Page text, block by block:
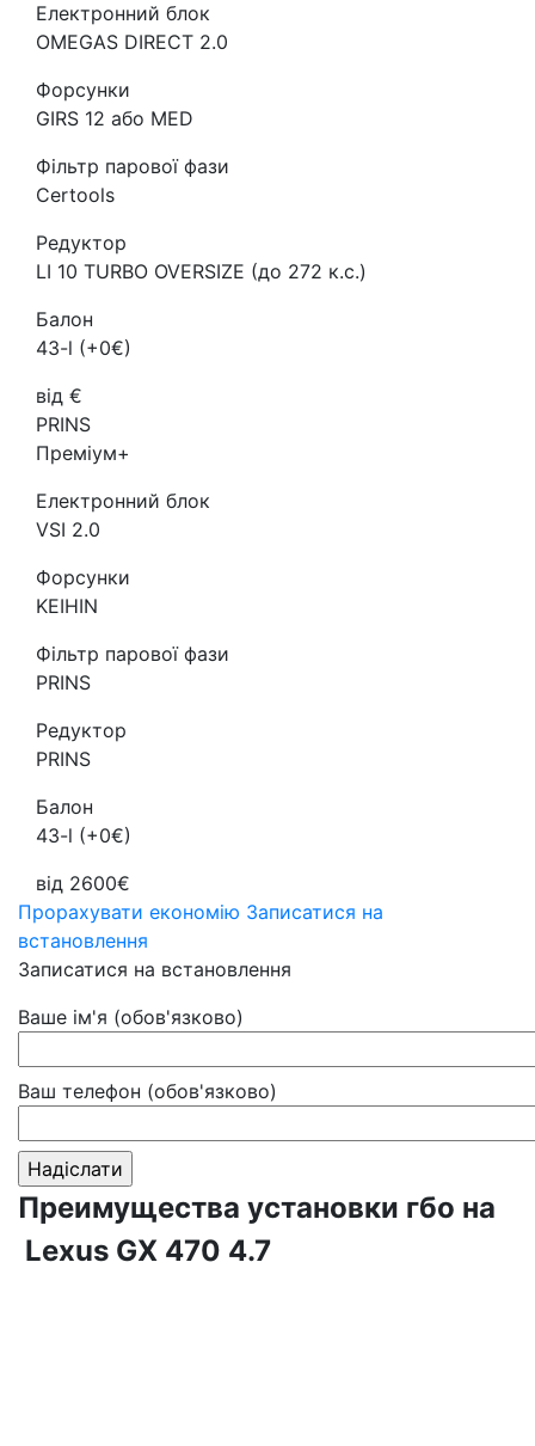
Електронний блок
OMEGAS DIRECT 2.0
Форсунки
GIRS 12 або MED
Фільтр парової фази
Certools
Редуктор
LI 10 TURBO OVERSIZE (до 272 к.с.)
Балон
43-l (+0€)
від €
PRINS
Преміум+
Електронний блок
VSI 2.0
Форсунки
KEIHIN
Фільтр парової фази
PRINS
Редуктор
PRINS
Балон
43-l (+0€)
від 2600€
Прорахувати економію Записатися на
встановлення
Записатися на встановлення
Ваше ім'я (обов'язково)
Ваш телефон (обов'язково)
Преимущества установки гбо на
Lexus GX 470 4.7